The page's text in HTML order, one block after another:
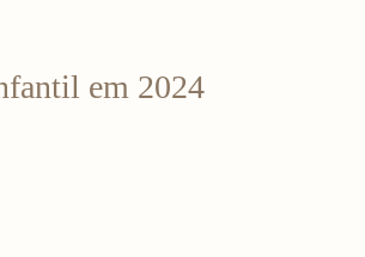
em 2024